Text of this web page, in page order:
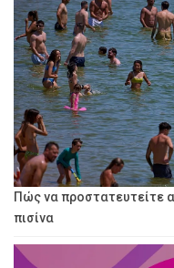
Πώς να προστατευτείτε
πισίνα